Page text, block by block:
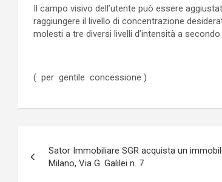
Il campo visivo dell’utente può essere
raggiungere il livello di concentrazione
molesti a tre diversi livelli d’intensità a
( per gentile concessione )
articoli
Sator Immobiliare SGR acquista un
Milano, Via G. Galilei n. 7